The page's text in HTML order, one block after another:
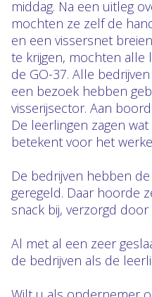
middag. Na een uitleg
mochten ze zelf de
en een vissersnet
te krijgen, mochten alle
de GO-37. Alle
een bezoek hebben
visserijsector. Aan
De leerlingen zagen
betekent voor het
De bedrijven hebben
geregeld. Daar hoorde
snack bij, verzorgd door
Al met al een zeer
de bedrijven als de